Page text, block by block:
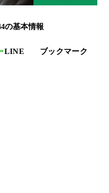
の基本情報
LINE
ブックマーク